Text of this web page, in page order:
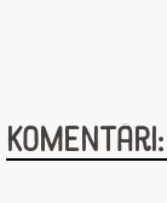
Komentāri: